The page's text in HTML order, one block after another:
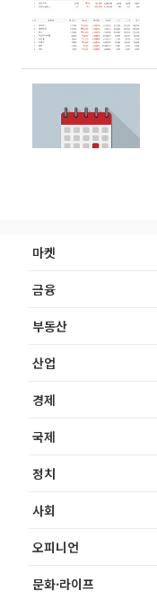
마켓
금융
부동산
산업
경제
국제
정치
사회
오피니언
문화·라이프